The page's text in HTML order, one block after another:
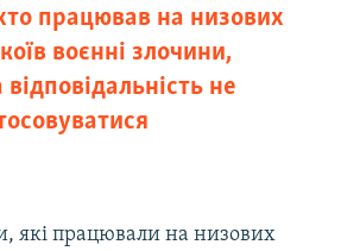
працював на низових
воєнні злочини,
не
які працювали на низових